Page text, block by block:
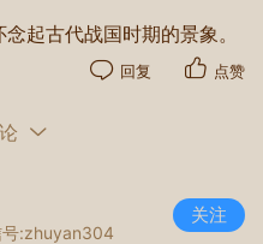
起古代战国时期的景象。
回复 点赞
号:zhuyan304
关注